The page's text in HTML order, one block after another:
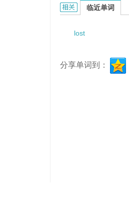
lost of not lost
临近单词
lost
分享单词到：